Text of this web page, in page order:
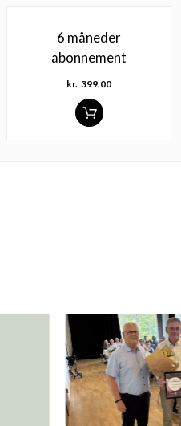
6 måneder
abonnement
kr. 399.00